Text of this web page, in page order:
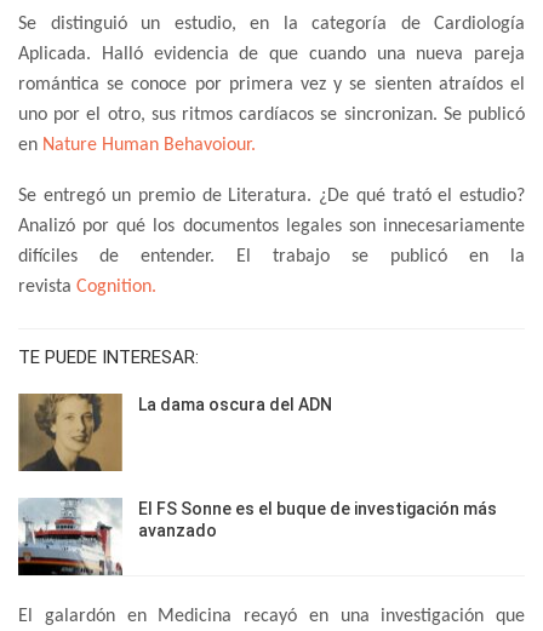
Se distinguió un estudio, en la categoría de Cardiología
Aplicada. Halló evidencia de que cuando una nueva pareja
romántica se conoce por primera vez y se sienten atraídos el
uno por el otro, sus ritmos cardíacos se sincronizan. Se publicó
en Nature Human Behavoiour.
Se entregó un premio de Literatura. ¿De qué trató el estudio?
Analizó por qué los documentos legales son innecesariamente
difíciles de entender. El trabajo se publicó en la
revista Cognition.
TE PUEDE INTERESAR:
La dama oscura del ADN
El FS Sonne es el buque de investigación más
avanzado
El galardón en Medicina recayó en una investigación que